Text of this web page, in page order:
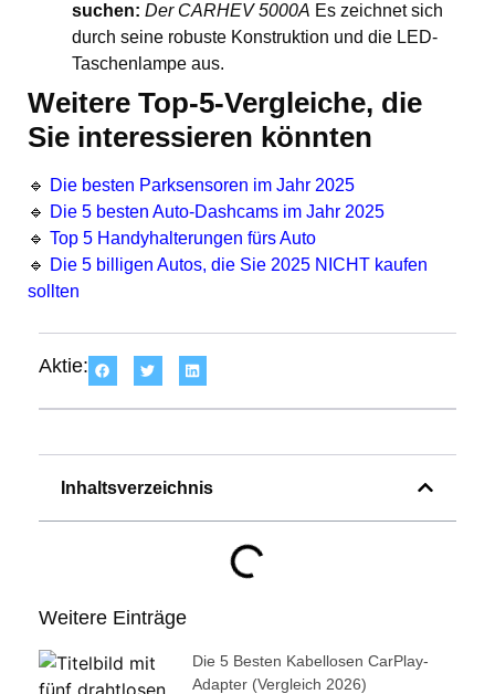
suchen: Der CARHEV 5000A Es zeichnet sich
durch seine robuste Konstruktion und die LED-
Taschenlampe aus.
Weitere Top-5-Vergleiche, die
Sie interessieren könnten
🔹 Die besten Parksensoren im Jahr 2025
🔹 Die 5 besten Auto-Dashcams im Jahr 2025
🔹 Top 5 Handyhalterungen fürs Auto
🔹 Die 5 billigen Autos, die Sie 2025 NICHT kaufen
sollten
Aktie:
Inhaltsverzeichnis
Weitere Einträge
Die 5 Besten Kabellosen CarPlay-
Adapter (Vergleich 2026)